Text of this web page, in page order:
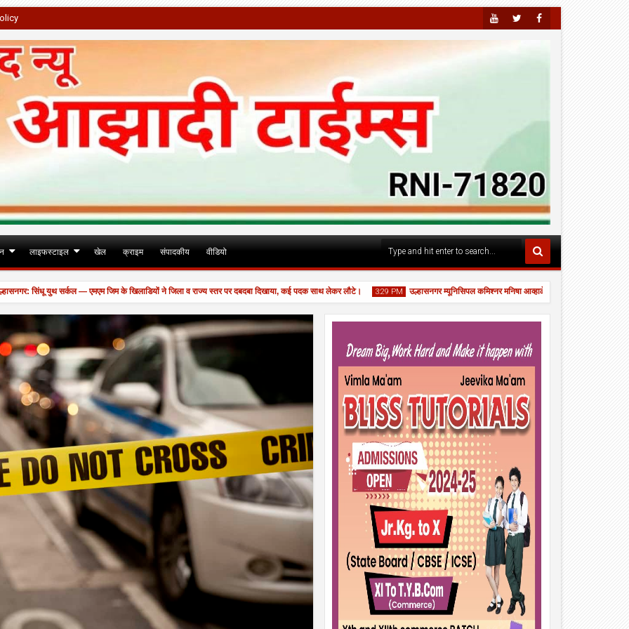
Youtu
लाइफस्टाइल खेल क्राइम संपादकीय वीडियो
सिंधू युथ सर्कल — एमएम जिम के खिलाडियों ने जिला व राज्य स्तर पर दबदबा दिखाया, कई पदक साथ लेकर लौटे। 3:29 PM
01 Aug
2026
उल्हासनगर म्यूनिसिपल कमिश्नर मनिषा आव्हाळे ने स्कूल नं. 24 का "घे भरारी"